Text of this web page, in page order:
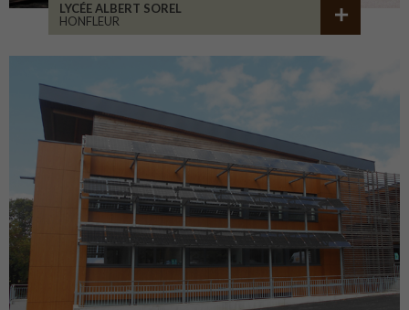
LYCÉE ALBERT SOREL
HONFLEUR